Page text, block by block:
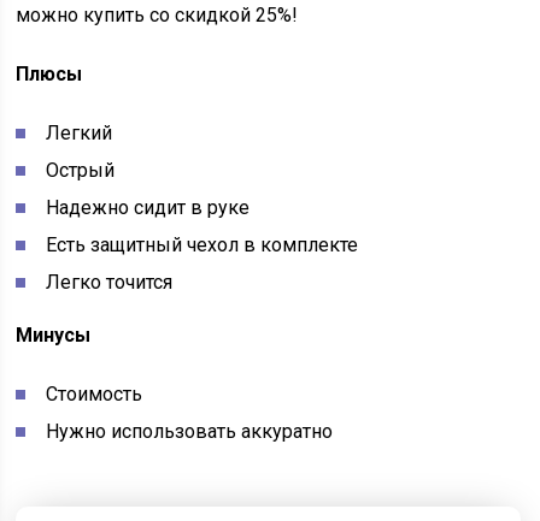
можно купить со скидкой 25%!
Плюсы
Легкий
Острый
Надежно сидит в руке
Есть защитный чехол в комплекте
Легко точится
Минусы
Стоимость
Нужно использовать аккуратно